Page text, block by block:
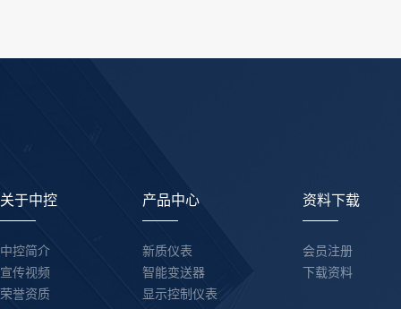
关于中控
中控简介
宣传视频
荣誉资质
产品中心
新质仪表
智能变送器
显示控制仪表
资料下载
会员注册
下载资料